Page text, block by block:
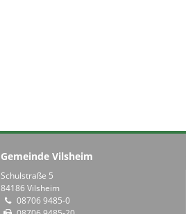
Gemeinde Vilsheim
Schulstraße 5
84186 Vilsheim
08706 9485-0